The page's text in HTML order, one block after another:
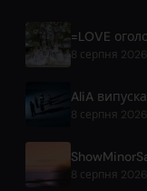
8 серпня 2026
8 серпня 2026
8 серпня 2026